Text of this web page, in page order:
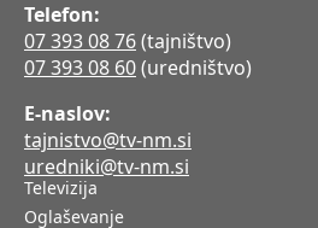
Telefon:
07 393 08 76(tajništvo)
07 393 08 60(uredništvo)
E-naslov:
tajnistvo@tv-nm.si
uredniki@tv-nm.si
Televizija
Oglaševanje